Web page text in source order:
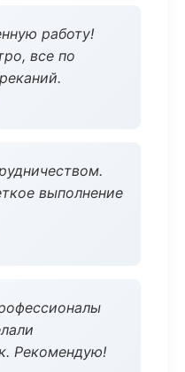
работу!
все по
выполнение
Рекомендую!